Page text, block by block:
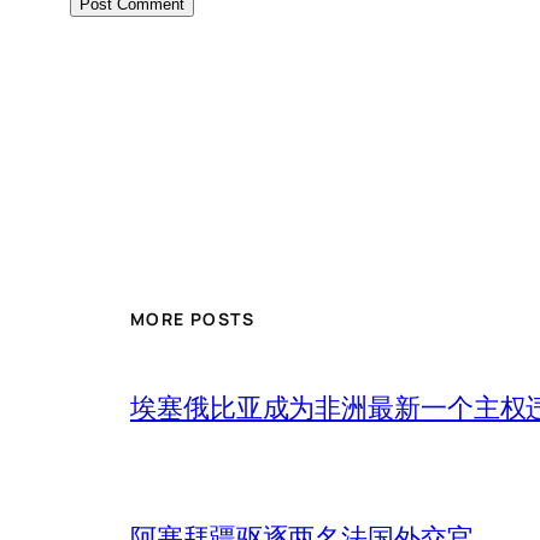
MORE POSTS
埃塞俄比亚成为非洲最新一个主权